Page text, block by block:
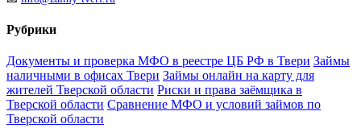
Рубрики
Документы и проверка МФО в реестре ЦБ РФ в Твери Займы
наличными в офисах Твери Займы онлайн на карту для
жителей Тверской области Риски и права заёмщика в
Тверской области Сравнение МФО и условий займов по
Тверской области